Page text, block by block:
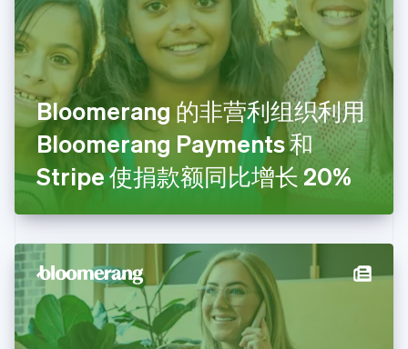
Bloomerang 的非营利组织利用
Bloomerang Payments 和
Stripe 使捐款额同比增长 20%
Deutsch English
法国
Français English
芬兰
English Svenska
荷兰
NederlandsEnglish
加拿大
Français
捷克
克罗地亚
English
立陶宛
English
列支敦士登
Deutsch English